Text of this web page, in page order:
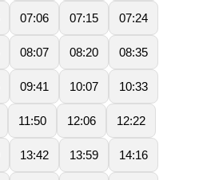
07:06 07:15 07:24
08:07 08:20 08:35
09:41 10:07 10:33
11:50 12:06 12:22
13:42 13:59 14:16